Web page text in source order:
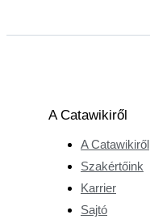
A Catawikiről
A Catawikiről
Szakértőink
Karrier
Sajtó